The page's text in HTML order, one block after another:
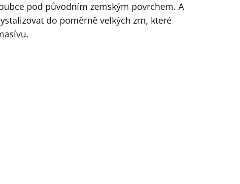
pod původním zemským povrchem. A
do poměrně velkých zrn, které